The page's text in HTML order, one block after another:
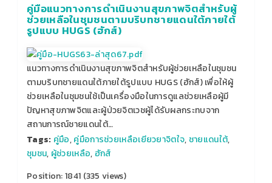
คู่มือแนวทางการดำเนินงานสุขภาพจิตสำหรับผู้
ช่วยเหลือในชุมชนตามบริบทชายแดนใต้ภายใต้
รูปแบบ HUGS (ฮักส์)
แนวทางการดำเนินงานสุขภาพจิตสำหรับผู้ช่วยเหลือในชุมชน
ตามบริบทชายแดนใต้ภายใต้รูปแบบ HUGS (ฮักส์) เพื่อให้ผู้
ช่วยเหลือในชุมชนใช้เป็นเครื่องมือในการดูแลช่วยเหลือผู้มี
ปัญหาสุขภาพจิตและผู้ป่วยจิตเวชผู้ได้รับผลกระทบจาก
สถานการณ์ชายแดนใต้…
Tags: คู่มือ,คู่มือการช่วยเหลือเยียวยาจิตใจ, ชายแดนใต้,
ชุมชน, ผู้ช่วยเหลือ, ฮักส์
Position:1841 (335 views)